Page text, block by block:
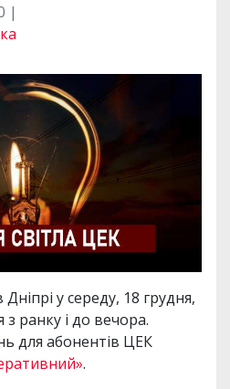
|
у середу, 18 грудня,
з ранку і до вечора.
для абонентів ЦЕК
.